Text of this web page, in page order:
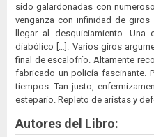
sido galardonadas con
venganza con infinidad de
llegar al desquiciamiento. Una
diabólico […]. Varios giros
final de escalofrío. Altamente
fabricado un policía fascinante.
tiempos. Tan justo,
estepario. Repleto de aristas y
Autores del Libro: